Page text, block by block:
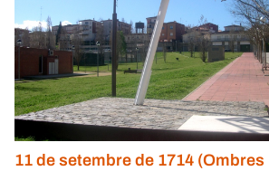
11 de setembre de 1714 (Ombres